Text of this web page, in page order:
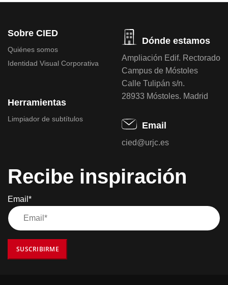
Sobre CIED
Quiénes somos
Identidad Visual Corporativa
Herramientas
Limpiador de subtítulos
Dónde estamos
Ampliación Edif. Rectorado
Campus de Móstoles
Calle Tulipán s/n.
28933 Móstoles. Madrid
Email
cied@urjc.es
Recibe inspiración
Email*
SUSCRIBIRME